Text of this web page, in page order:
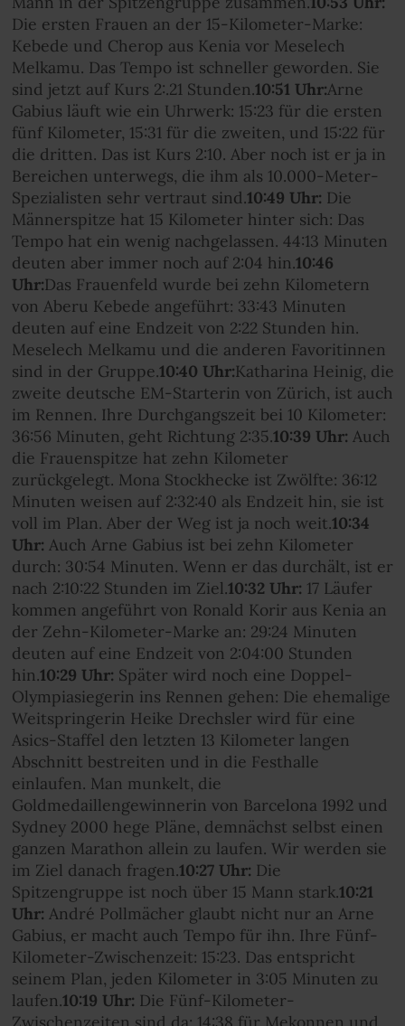
Die ersten Frauen an der 15-Kilometer-Marke:
Kebede und Cherop aus Kenia vor Meselech
Melkamu. Das Tempo ist schneller geworden. Sie
sind jetzt auf Kurs 2:.21 Stunden.10:51 Uhr:Arne
Gabius läuft wie ein Uhrwerk: 15:23 für die ersten
fünf Kilometer, 15:31 für die zweiten, und 15:22 für
die dritten. Das ist Kurs 2:10. Aber noch ist er ja in
Bereichen unterwegs, die ihm als 10.000-Meter-
Spezialisten sehr vertraut sind.10:49 Uhr: Die
Männerspitze hat 15 Kilometer hinter sich: Das
Tempo hat ein wenig nachgelassen. 44:13 Minuten
deuten aber immer noch auf 2:04 hin.10:46
Uhr:Das Frauenfeld wurde bei zehn Kilometern
von Aberu Kebede angeführt: 33:43 Minuten
deuten auf eine Endzeit von 2:22 Stunden hin.
Meselech Melkamu und die anderen Favoritinnen
sind in der Gruppe.10:40 Uhr:Katharina Heinig, die
zweite deutsche EM-Starterin von Zürich, ist auch
im Rennen. Ihre Durchgangszeit bei 10 Kilometer:
36:56 Minuten, geht Richtung 2:35.10:39 Uhr: Auch
die Frauenspitze hat zehn Kilometer
zurückgelegt. Mona Stockhecke ist Zwölfte: 36:12
Minuten weisen auf 2:32:40 als Endzeit hin, sie ist
voll im Plan. Aber der Weg ist ja noch weit.10:34
Uhr: Auch Arne Gabius ist bei zehn Kilometer
durch: 30:54 Minuten. Wenn er das durchält, ist er
nach 2:10:22 Stunden im Ziel.10:32 Uhr: 17 Läufer
kommen angeführt von Ronald Korir aus Kenia an
der Zehn-Kilometer-Marke an: 29:24 Minuten
deuten auf eine Endzeit von 2:04:00 Stunden
hin.10:29 Uhr: Später wird noch eine Doppel-
Olympiasiegerin ins Rennen gehen: Die ehemalige
Weitspringerin Heike Drechsler wird für eine
Asics-Staffel den letzten 13 Kilometer langen
Abschnitt bestreiten und in die Festhalle
einlaufen. Man munkelt, die
Goldmedaillengewinnerin von Barcelona 1992 und
Sydney 2000 hege Pläne, demnächst selbst einen
ganzen Marathon allein zu laufen. Wir werden sie
im Ziel danach fragen.10:27 Uhr: Die
Spitzengruppe ist noch über 15 Mann stark.10:21
Uhr: André Pollmächer glaubt nicht nur an Arne
Gabius, er macht auch Tempo für ihn. Ihre Fünf-
Kilometer-Zwischenzeit: 15:23. Das entspricht
seinem Plan, jeden Kilometer in 3:05 Minuten zu
laufen.10:19 Uhr: Die Fünf-Kilometer-